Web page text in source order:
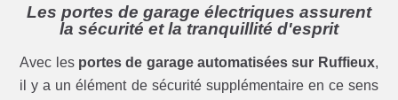
Les portes de garage électriques assurent
la sécurité et la tranquillité d'esprit
Avec les portes de garage automatisées sur Ruffieux,
il y a un élément de sécurité supplémentaire en ce sens